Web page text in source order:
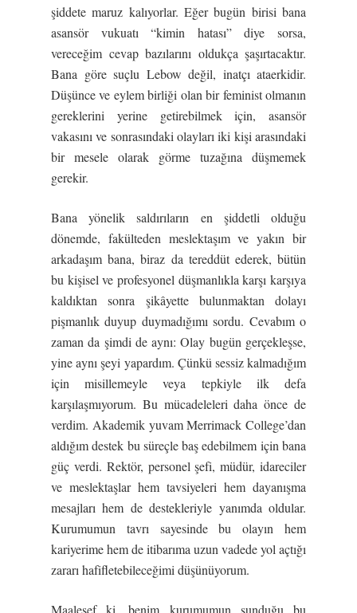
şiddete maruz kalıyorlar. Eğer bugün birisi bana
asansör vukuatı “kimin hatası” diye sorsa,
vereceğim cevap bazılarını oldukça şaşırtacaktır.
Bana göre suçlu Lebow değil, inatçı ataerkidir.
Düşünce ve eylem birliği olan bir feminist olmanın
gereklerini yerine getirebilmek için, asansör
vakasını ve sonrasındaki olayları iki kişi arasındaki
bir mesele olarak görme tuzağına düşmemek
gerekir.
Bana yönelik saldırıların en şiddetli olduğu
dönemde, fakülteden meslektaşım ve yakın bir
arkadaşım bana, biraz da tereddüt ederek, bütün
bu kişisel ve profesyonel düşmanlıkla karşı karşıya
kaldıktan sonra şikâyette bulunmaktan dolayı
pişmanlık duyup duymadığımı sordu. Cevabım o
zaman da şimdi de aynı: Olay bugün gerçekleşse,
yine aynı şeyi yapardım. Çünkü sessiz kalmadığım
için misillemeyle veya tepkiyle ilk defa
karşılaşmıyorum. Bu mücadeleleri daha önce de
verdim. Akademik yuvam Merrimack College’dan
aldığım destek bu süreçle baş edebilmem için bana
güç verdi. Rektör, personel şefi, müdür, idareciler
ve meslektaşlar hem tavsiyeleri hem dayanışma
mesajları hem de destekleriyle yanımda oldular.
Kurumumun tavrı sayesinde bu olayın hem
kariyerime hem de itibarıma uzun vadede yol açtığı
zararı hafifletebileceğimi düşünüyorum.
Maalesef ki, benim kurumumun sunduğu bu